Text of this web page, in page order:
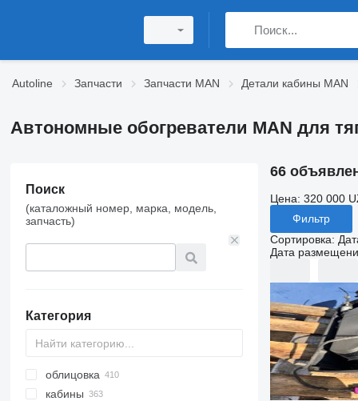
Autoline Запчасти Запчасти MAN Детали кабины MAN
Автономные обогреватели MAN для
Поиск
(каталожный номер, марка, модель,
запчасть)
Категория
облицовка
кабины
66
Цена: 320 000
Фильтр
Сортировка:
Дата